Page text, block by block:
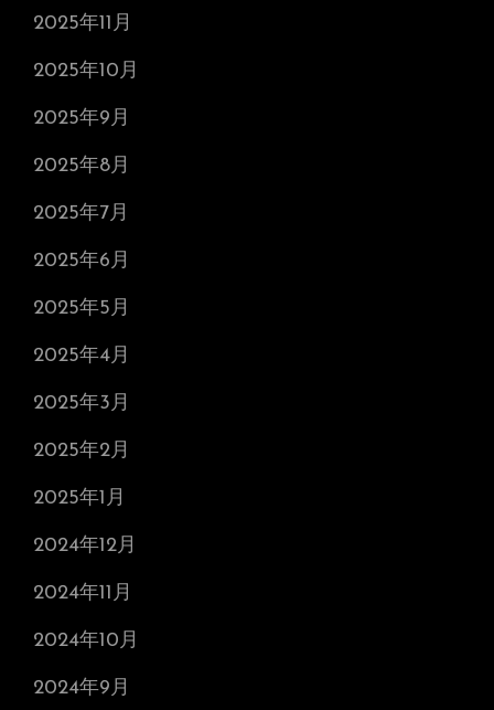
2025年11月
2025年10月
2025年9月
2025年8月
2025年7月
2025年6月
2025年5月
2025年4月
2025年3月
2025年2月
2025年1月
2024年12月
2024年11月
2024年10月
2024年9月